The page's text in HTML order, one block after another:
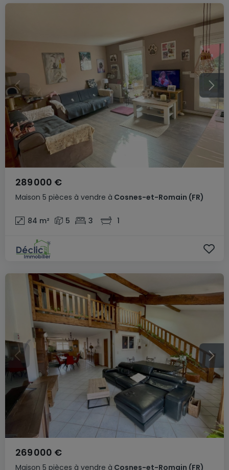
Maison 5 pièces à vendre à Cosnes-et-Romain (FR)
289 000 €
84 m² 5 3 1
Maison 5 pièces à vendre à Cosnes-et-Romain (FR)
269 000 €